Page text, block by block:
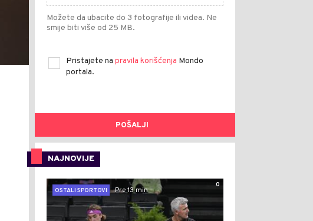
Možete da ubacite do 3 fotografije ili videa. Ne
smije biti više od 25 MB.
Pristajete na pravila korišćenja Mondo
portala.
POŠALJI
NAJNOVIJE
0
OSTALI SPORTOVI
Pre 13 min